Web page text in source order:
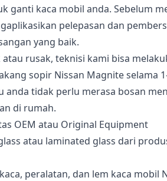
ganti kaca mobil anda. Sebelum
pelepasan dan
yang baik.
rusak, teknisi kami bisa
sopir Nissan Magnite selama
anda tidak perlu merasa bosan
di rumah.
OEM atau Original Equipment
atau laminated glass dari
peralatan, dan lem kaca mobil